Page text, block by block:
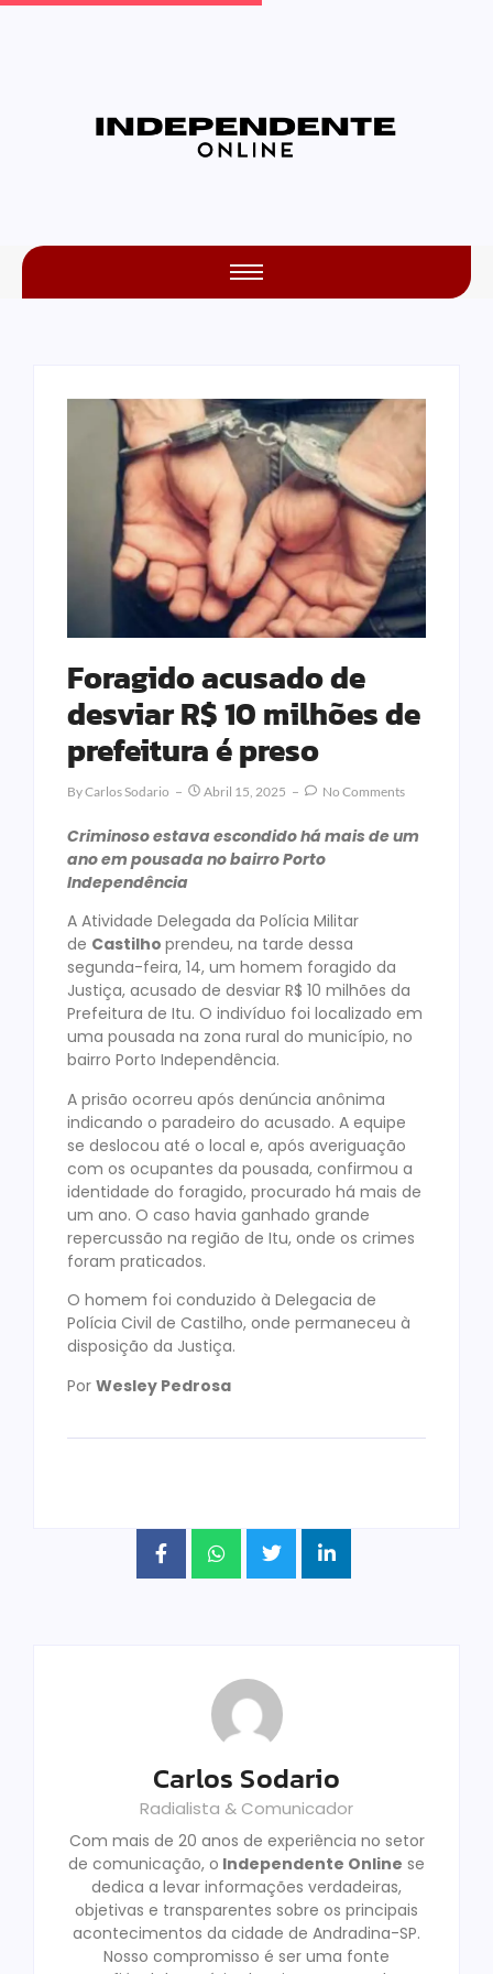
Foragido acusado de
desviar R$ 10 milhões de
prefeitura é preso
ByCarlos Sodario Abril 15, 2025 No Comments
Criminoso estava escondido há mais de um
ano em pousada no bairro Porto
Independência
A Atividade Delegada da Polícia Militar
de Castilho prendeu, na tarde dessa
segunda-feira, 14, um homem foragido da
Justiça, acusado de desviar R$ 10 milhões da
Prefeitura de Itu. O indivíduo foi localizado em
uma pousada na zona rural do município, no
bairro Porto Independência.
A prisão ocorreu após denúncia anônima
indicando o paradeiro do acusado. A equipe
se deslocou até o local e, após averiguação
com os ocupantes da pousada, confirmou a
identidade do foragido, procurado há mais de
um ano. O caso havia ganhado grande
repercussão na região de Itu, onde os crimes
foram praticados.
O homem foi conduzido à Delegacia de
Polícia Civil de Castilho, onde permaneceu à
disposição da Justiça.
Por Wesley Pedrosa
Carlos Sodario
Radialista & Comunicador
Com mais de 20 anos de experiência no setor
de comunicação, o Independente Online se
dedica a levar informações verdadeiras,
objetivas e transparentes sobre os principais
acontecimentos da cidade de Andradina-SP.
Nosso compromisso é ser uma fonte